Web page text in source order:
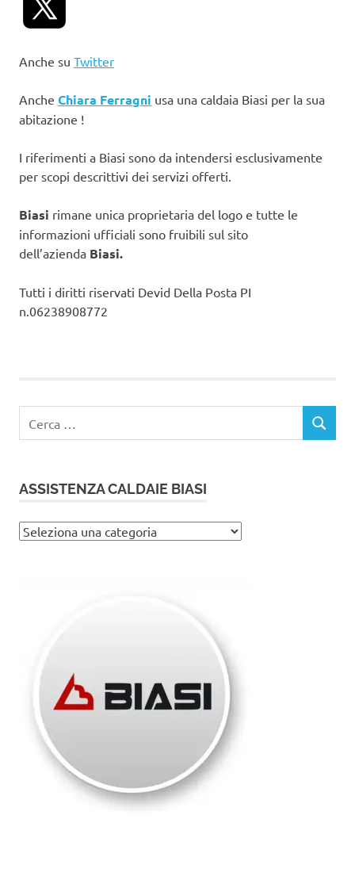
Anche su Twitter
Anche Chiara Ferragni usa una caldaia Biasi per la sua
abitazione !
I riferimenti a Biasi sono da intendersi esclusivamente
per scopi descrittivi dei servizi offerti.
Biasi rimane unica proprietaria del logo e tutte le
informazioni ufficiali sono fruibili sul sito
dell’azienda Biasi.
Tutti i diritti riservati Devid Della Posta PI
n.06238908772
per:
CERCA
ASSISTENZA CALDAIE BIASI
Assistenza